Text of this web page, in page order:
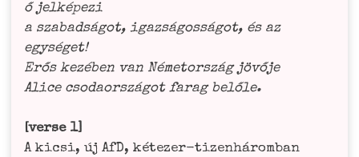
ő jel­ké­pe­zi
a sza­bad­sá­got, igaz­sá­gos­sá­got, és az
egy­sé­get!
Erős kezé­ben van Néme­tor­szág jövő­je
Ali­ce cso­da­or­szá­got farag belőle.
[ver­se 1]
A kicsi, új AfD, kéte­zer-tizen­három­ban